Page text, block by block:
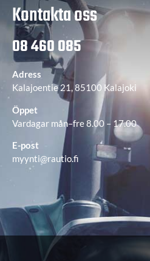
Kontakta oss
08 460 085
Adress
Kalajoentie 21, 85100 Kalajoki
Öppet
Vardagar mån–fre 8.00 – 17.00
E-post
myynti@rautio.fi